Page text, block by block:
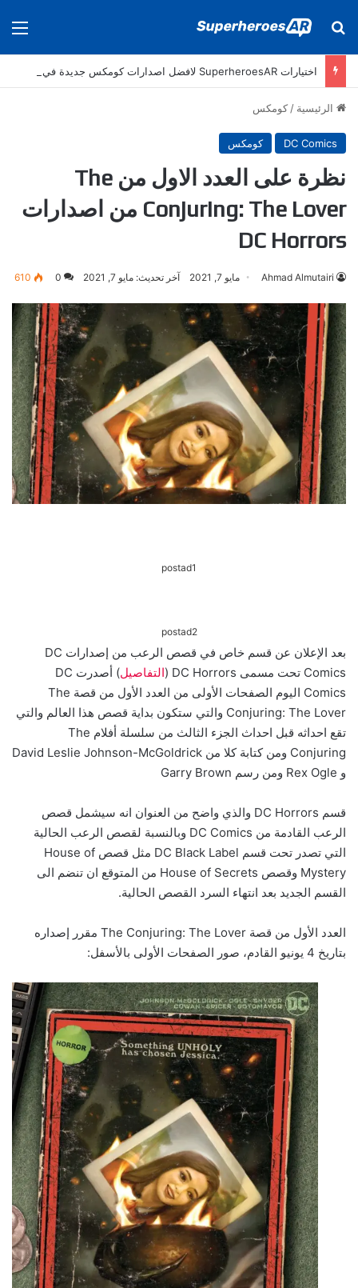
بحث عن
الرئيسية / كومكس
DC Comics كومكس
نظرة على العدد الاول من The
Conjuring: The Lover من اصدارات
DC Horrors
Ahmad Almutairi مايو 7, 2021 آخر تحديث: مايو 7, 2021 0
610
postad1
postad2
بعد الإعلان عن قسم خاص في قصص الرعب من إصدارات DC
Comics تحت مسمى DC Horrors (
التفاصيل
) أصدرت DC
Comics اليوم الصفحات الأولى من العدد الأول من قصة The
Conjuring: The Lover والتي ستكون بداية قصص هذا العالم والتي
تقع احداثه قبل احداث الجزء الثالث من سلسلة أفلام The
Conjuring ومن كتابة كلا من David Leslie Johnson-McGoldrick
و Rex Ogle ومن رسم Garry Brown
قسم DC Horrors والذي واضح من العنوان انه سيشمل قصص
الرعب القادمة من DC Comics وبالنسبة لقصص الرعب الحالية
التي تصدر تحت قسم DC Black Label مثل قصص House of
Mystery وقصص House of Secrets من المتوقع ان تنضم الى
القسم الجديد بعد انتهاء السرد القصص الحالية.
العدد الأول من قصة The Conjuring: The Lover مقرر إصداره
بتاريخ 4 يونيو القادم، صور الصفحات الأولى بالأسفل: